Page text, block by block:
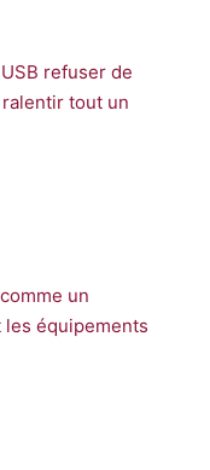
refuser de
tout un
un
équipements